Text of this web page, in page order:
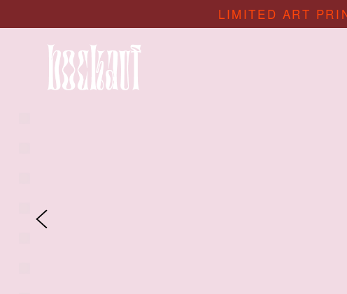
LIMITED ART